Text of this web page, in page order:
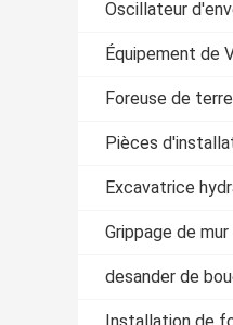
Oscillateur
Équipement de
Foreuse de
Pièces
Excavatrice
Grippage de
desander de
Installation de